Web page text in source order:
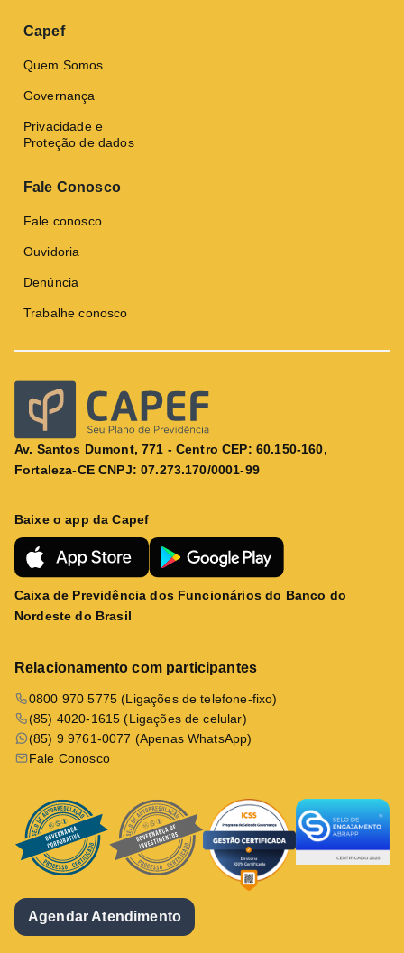
Capef
Quem Somos
Governança
Privacidade e
Proteção de dados
Fale Conosco
Fale conosco
Ouvidoria
Denúncia
Trabalhe conosco
Av. Santos Dumont, 771 - Centro CEP: 60.150-160,
Fortaleza-CE CNPJ: 07.273.170/0001-99
Baixe o app da Capef
Caixa de Previdência dos Funcionários do Banco do
Nordeste do Brasil
Relacionamento com participantes
0800 970 5775 (Ligações de telefone-fixo)
(85) 4020-1615 (Ligações de celular)
(85) 9 9761-0077 (Apenas WhatsApp)
Fale Conosco
Agendar Atendimento